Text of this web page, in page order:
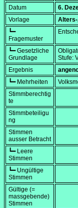
Datum
6.
Vorlage
┗━
Fragemuster
┗━ Gesetzliche
Grundlage
Stufe:
Ergebnis
┗━ Mehrheiten
Stimmberechtig
te
Stimmbeteiligu
ng
Stimmen
ausser Betracht
┗━ Leere
Stimmen
┗━ Ungültige
Stimmen
Gültige (=
massgebende)
Stimmen